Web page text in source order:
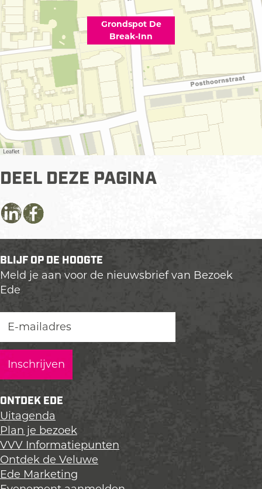
Grondspot De
Break-Inn
Leaflet
DEEL DEZE PAGINA
D
l
d
e
e
a
g
i
n
a
o
p
L
i
n
D
l
d
e
a
g
i
n
o
p
F
a
c
l
d
e
a
g
i
n
o
p
X
BLIJF OP DE HOOGTE
Meld je aan voor de nieuwsbrief van Bezoek
Ede
ONTDEK EDE
Uitagenda
Plan je bezoek
VVV Informatiepunten
Ontdek de Veluwe
Ede Marketing